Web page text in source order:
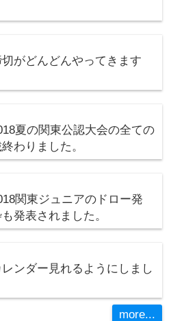
切がどんどんやってきます
夏の関東公認大会の全ての
わりました。
関東ジュニアのドロー発
発表されました。
レンダー見れるようにしまし
more...